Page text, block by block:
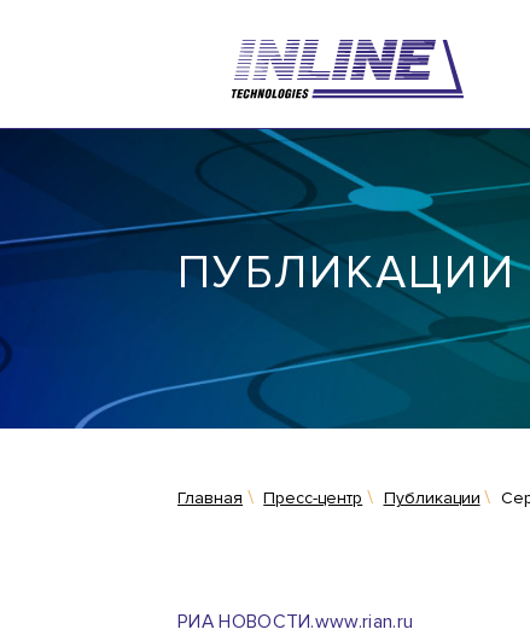
ПУБЛИКАЦИИ
Главная Пресс-центр Публикации
РИА НОВОСТИ.www.rian.ru